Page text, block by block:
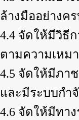
ล้างมืออย่างค
4.4 จัดให้มีวิธี
ตามความเหม
4.5 จัดให้มีภา
และมีระบบกำ
4.6 จัดให้มีทา